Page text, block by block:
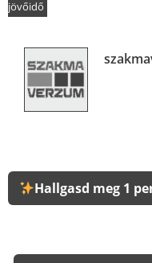
jövőidő
Hallgasd meg 1